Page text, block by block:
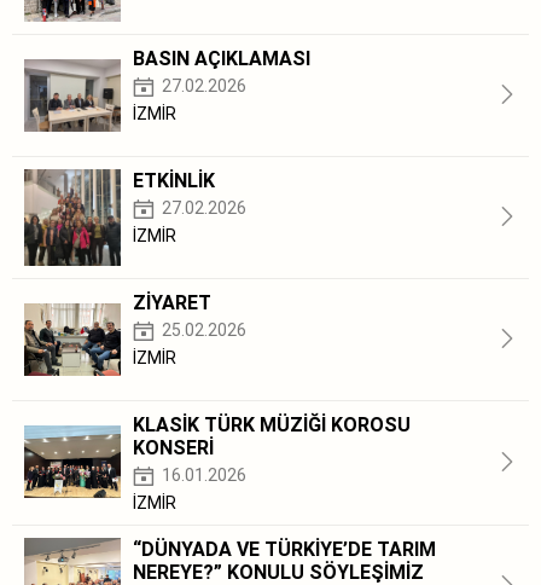
BASIN AÇIKLAMASI
27.02.2026
İZMİR
ETKİNLİK
27.02.2026
İZMİR
ZİYARET
25.02.2026
İZMİR
KLASİK TÜRK MÜZİĞİ KOROSU
KONSERİ
16.01.2026
İZMİR
“DÜNYADA VE TÜRKİYE’DE TARIM
NEREYE?” KONULU SÖYLEŞİMİZ